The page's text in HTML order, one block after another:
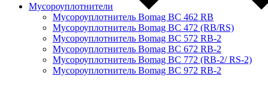
Мусороуплотнители
Мусороуплотнитель Bomag BC 462 RB
Мусороуплотнитель Bomag BC 472 (RB/RS)
Мусороуплотнитель Bomag BC 572 RB-2
Мусороуплотнитель Bomag BC 672 RB-2
Мусороуплотнитель Bomag BC 772 (RB-2/ RS-2)
Мусороуплотнитель Bomag BC 972 RB-2